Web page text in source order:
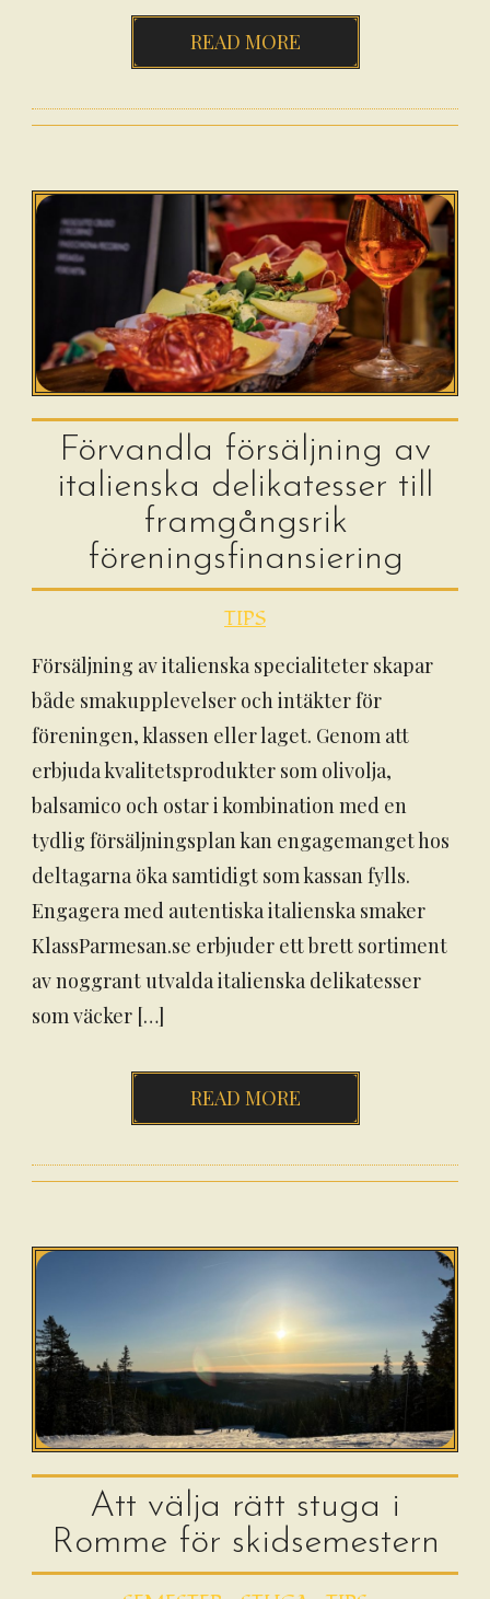
READ MORE
Förvandla försäljning av
italienska delikatesser till
framgångsrik
föreningsfinansiering
TIPS
Försäljning av italienska specialiteter skapar
både smakupplevelser och intäkter för
föreningen, klassen eller laget. Genom att
erbjuda kvalitetsprodukter som olivolja,
balsamico och ostar i kombination med en
tydlig försäljningsplan kan engagemanget hos
deltagarna öka samtidigt som kassan fylls.
Engagera med autentiska italienska smaker
KlassParmesan.se erbjuder ett brett sortiment
av noggrant utvalda italienska delikatesser
som väcker […]
READ MORE
Att välja rätt stuga i
Romme för skidsemestern